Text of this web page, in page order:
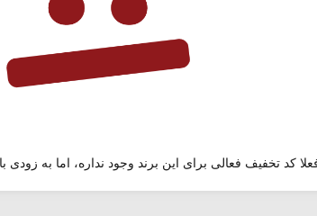
کد تخفیف فعالی برای این برند وجود نداره، اما به